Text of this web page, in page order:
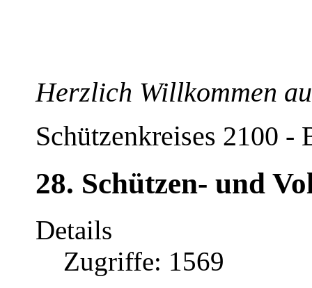
Herzlich Willkommen
Schützenkreises 2100 -
28. Schützen- und
Details
Zugriffe: 1569